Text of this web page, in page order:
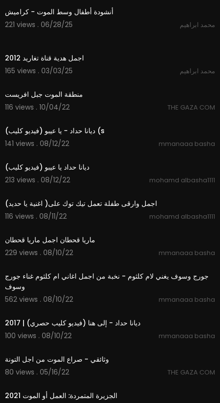
أنشودة أطفال وسط الموت - كراميش
221 views . 06/28/25
محمد ابراهيم
اجمل هدية قناة تغاريد 2012
165 views . 03/03/25
محمد ابراهيم
منطقة الموت جبل افريست
116 views . 10/04/22
THE GAZA COM
ديانا حداد - يا عيبو (فيديو كليب) (s
141 views . 08/12/22
mmanaaa basha
ديانا حداد يا عيبو (فيديو كليب)
213 views . 08/12/22
mohamd albasha1111
اجمل وارقى طفلة تعمل تيك توك على( اغنية يا حديد)
116 views . 08/11/22
mohamd albasha1111
ماريا قحطان اجمل ماريا قحطان
229 views . 08/10/22
mmanaaa basha
جورج وسوف يغني لام كلثوم - نخبة من اجمل اغاني ام كلثوم غناء جورج
وسوف
562 views . 08/10/22
mmanaaa basha
ديانا حداد - إلى هنا (فيديو كليب حصري) | 2017
100 views . 08/10/22
mmanaaa basha
وثائقي - صراع الموت من اجل التونة
80 views . 05/16/22
THE GAZA COM
الجزيرة المتمردة: العمل أو الموت 2021